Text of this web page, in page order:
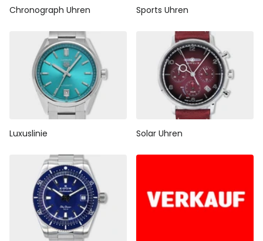
Chronograph Uhren Sports Uhren
Luxuslinie Solar Uhren